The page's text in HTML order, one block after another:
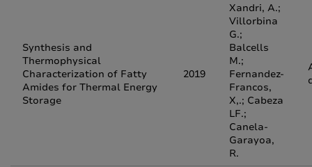
Synthesis and
Thermophysical
Characterization of Fatty
Amides for Thermal Energy
Storage
2019
Xandri, A.;
Villorbina
G.;
Balcells
M.;
Fernandez-
Francos,
X,.; Cabeza
LF.;
Canela-
Garayoa,
R.